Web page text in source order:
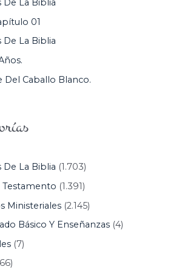
De La Biblia
01
De La Biblia
Del Caballo Blanco.
De La Biblia (1.703)
(1.391)
Ministeriales(2.145)
Básico Y Enseñanzas(4)
(7)